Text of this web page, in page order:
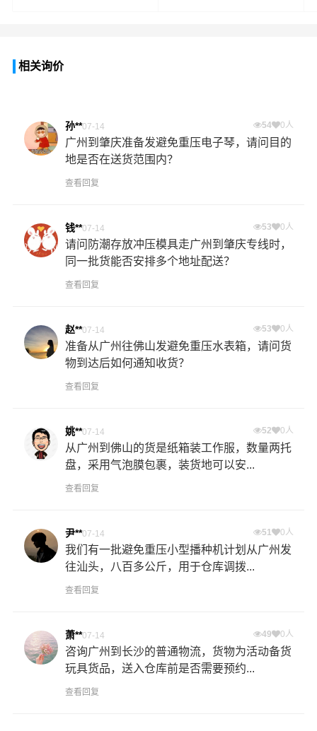
相关询价
孙**07-14 54 0人
广州到肇庆准备发避免重压电子琴，请问目的
地是否在送货范围内？
查看回复
钱**07-14 53 0人
请问防潮存放冲压模具走广州到肇庆专线时，
同一批货能否安排多个地址配送？
查看回复
赵**07-14 53 0人
准备从广州往佛山发避免重压水表箱，请问货
物到达后如何通知收货？
查看回复
姚**07-14 52 0人
从广州到佛山的货是纸箱装工作服，数量两托
盘，采用气泡膜包裹，装货地可以安...
查看回复
尹**07-14 51 0人
我们有一批避免重压小型播种机计划从广州发
往汕头，八百多公斤，用于仓库调拨...
查看回复
萧**07-14 49 0人
咨询广州到长沙的普通物流，货物为活动备货
玩具货品，送入仓库前是否需要预约...
查看回复